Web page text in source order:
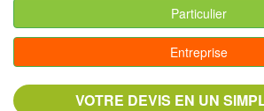
Particulier
Entreprise
VOTRE DEVIS EN UN